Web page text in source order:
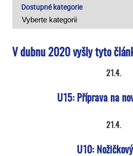
Dostupné kategorie
V dubnu 2020 vyšly tyto
21.4.
U15: Příprava na
21.4.
U10: